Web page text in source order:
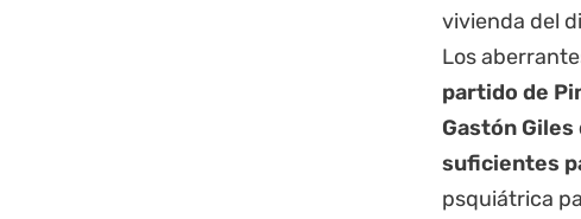
vivienda del
Los
partido de
Gastón Giles
suficientes
psquiátrica